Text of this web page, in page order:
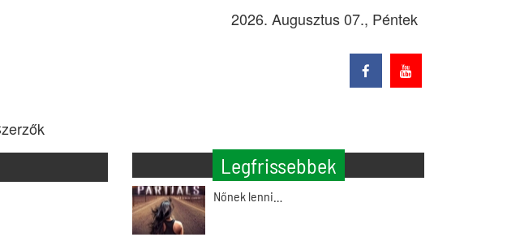
2026. Augusztus 07., Péntek
Legfrissebbek
Nőnek lenni…